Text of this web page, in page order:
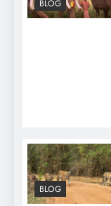
BLOG
BLOG